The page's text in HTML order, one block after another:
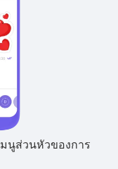
มนูส่วนหัวของการ